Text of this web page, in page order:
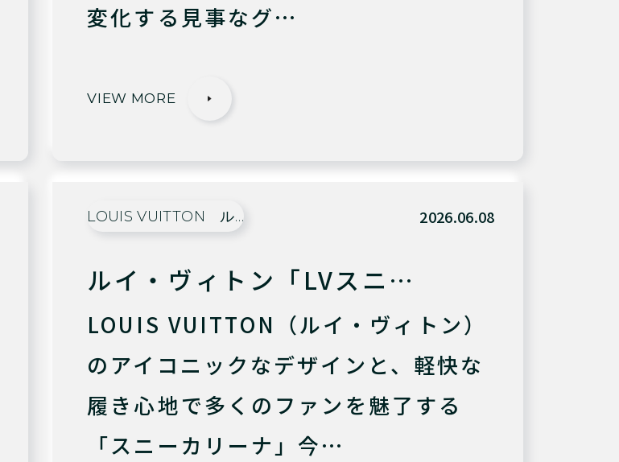
変化する見事なグ…
VIEW MORE
LOUIS VUITTON ル… 2026.06.08
ルイ・ヴィトン「LVスニ…
LOUIS VUITTON（ルイ・ヴィトン）
のアイコニックなデザインと、軽快な
履き心地で多くのファンを魅了する
「スニーカリーナ」今…